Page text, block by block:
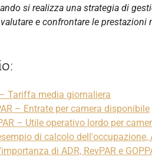
si realizza una strategia di
e confrontare le
Tariffa media giornaliera
– Entrate per camera disponibile
– Utile operativo lordo per
di calcolo dell'occupazione,
di ADR, RevPAR e